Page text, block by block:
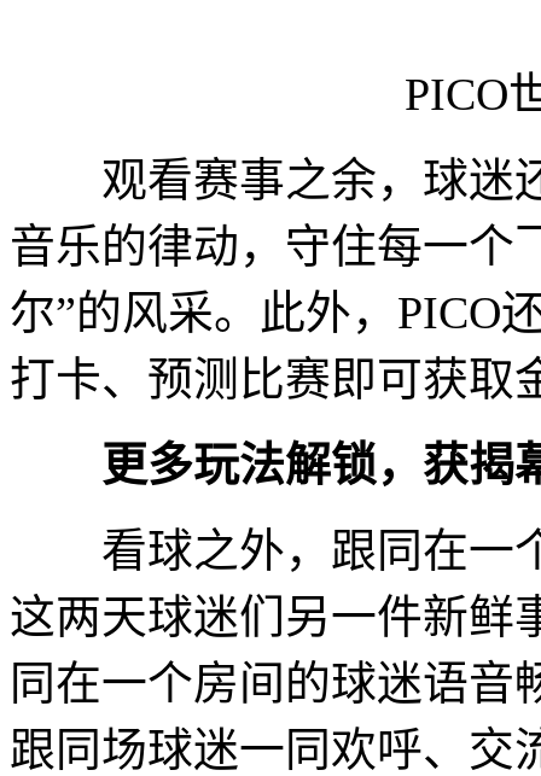
PICO世
观看赛事之余，球迷
音乐的律动，守住每一个
尔”的风采。此外，PICO
打卡、预测比赛即可获取
更多玩法解锁，获揭
看球之外，跟同在一个
这两天球迷们另一件新鲜
同在一个房间的球迷语音
跟同场球迷一同欢呼、交